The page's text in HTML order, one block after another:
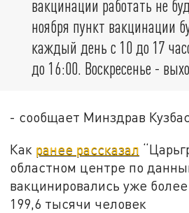
вакцинации работать не
ноября пункт вакцинации
каждый день с 10 до 17
до 16:00. Воскресенье -
- сообщает Минздрав
Как ранее рассказал
областном центре по
вакцинировались уже
199,6 тысячи человек